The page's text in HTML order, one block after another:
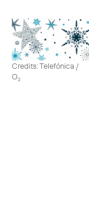
Credits: Telefónica /
O2